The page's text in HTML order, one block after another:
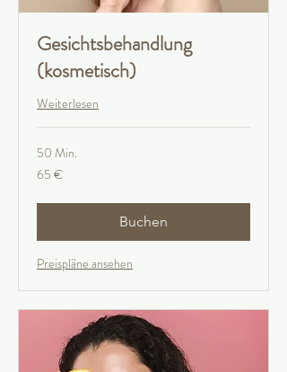
Gesichtsbehandlung
(kosmetisch)
Weiterlesen
50 Min.
65
Euro
65 €
Buchen
Preispläne ansehen